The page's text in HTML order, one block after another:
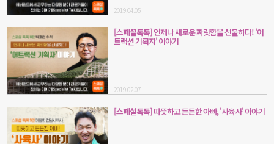
2019.04.05
[스페셜톡톡] 언제나 새로운 짜릿함을 선물하다! '어
트랙션 기획자' 이야기
2019.02.07
[스페셜톡톡] 따뜻하고 든든한 아빠, '사육사' 이야기